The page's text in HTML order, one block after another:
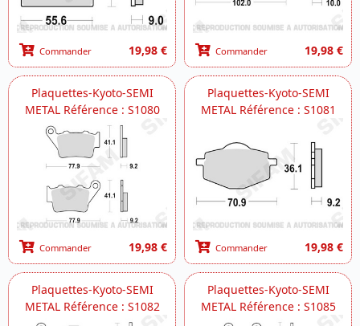
Commander 19,98 € Commander 19,98 €
Plaquettes-Kyoto-SEMI
METAL Référence : S1080
Commander 19,98 €
Plaquettes-Kyoto-SEMI
METAL Référence : S1081
Commander 19,98 €
Plaquettes-Kyoto-SEMI
METAL Référence : S1082
Plaquettes-Kyoto-SEMI
METAL Référence : S1085